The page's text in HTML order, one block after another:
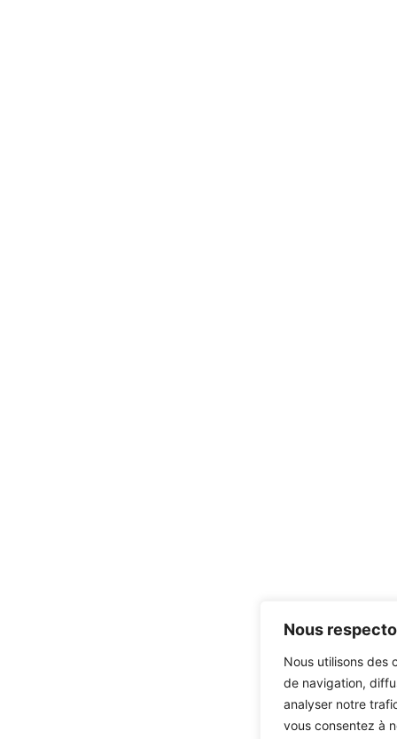
Nous
Nous utilisons des
de navigation,
analyser notre
vous consentez à